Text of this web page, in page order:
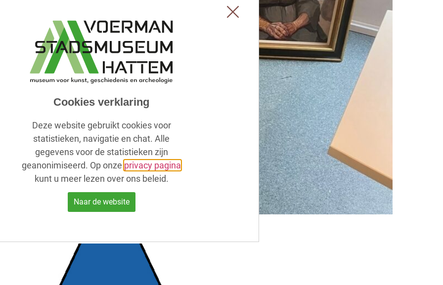
de expositie Eeuwig Hattem
Cookies verklaring
Deze website gebruikt cookies voor
statistieken, navigatie en chat. Alle
gegevens voor de statistieken zijn
geanonimiseerd. Op onze privacy pagina
kunt u meer lezen over ons beleid.
Naar de website